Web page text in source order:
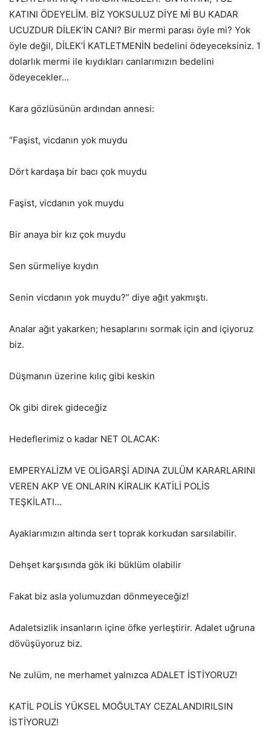
KATINI ÖDEYELİM. BİZ YOKSULUZ DİYE Mİ BU KADAR
UCUZDUR DİLEK’İN CANI? Bir mermi parası öyle mi? Yok
öyle değil, DİLEK’İ KATLETMENİN bedelini ödeyeceksiniz. 1
dolarlık mermi ile kıydıkları canlarımızın bedelini
ödeyecekler…
Kara gözlüsünün ardından annesi:
“Faşist, vicdanın yok muydu
Dört kardaşa bir bacı çok muydu
Faşist, vicdanın yok muydu
Bir anaya bir kız çok muydu
Sen sürmeliye kıydın
Senin vicdanın yok muydu?” diye ağıt yakmıştı.
Analar ağıt yakarken; hesaplarını sormak için and içiyoruz
biz.
Düşmanın üzerine kılıç gibi keskin
Ok gibi direk gideceğiz
Hedeflerimiz o kadar NET OLACAK:
EMPERYALİZM VE OLİGARŞİ ADINA ZULÜM KARARLARINI
VEREN AKP VE ONLARIN KİRALIK KATİLİ POLİS
TEŞKİLATI…
Ayaklarımızın altında sert toprak korkudan sarsılabilir.
Dehşet karşısında gök iki büklüm olabilir
Fakat biz asla yolumuzdan dönmeyeceğiz!
Adaletsizlik insanların içine öfke yerleştirir. Adalet uğruna
dövüşüyoruz biz.
Ne zulüm, ne merhamet yalnızca ADALET İSTİYORUZ!
KATİL POLİS YÜKSEL MOĞULTAY CEZALANDIRILSIN
İSTİYORUZ!